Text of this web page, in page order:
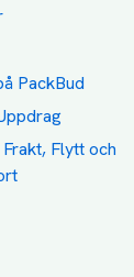
PackBud
Flytt och